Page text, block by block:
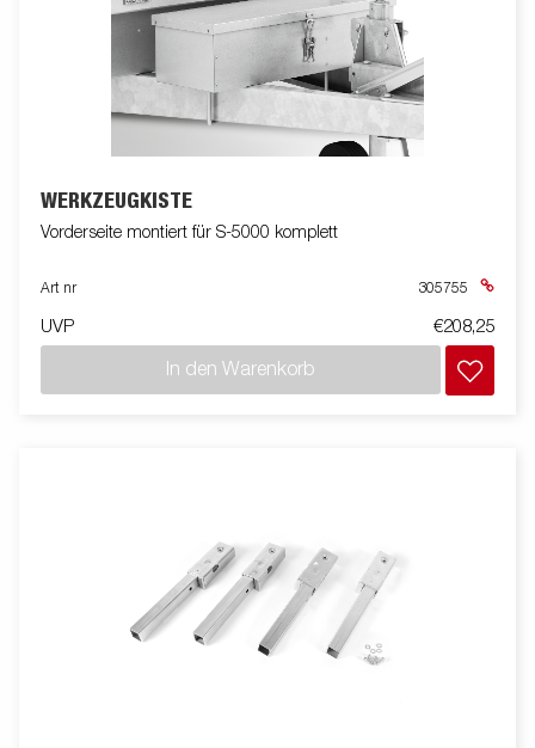
WERKZEUGKISTE
Vorderseite montiert für S-5000 komplett
Art nr 305755
UVP €208,25
In den Warenkorb